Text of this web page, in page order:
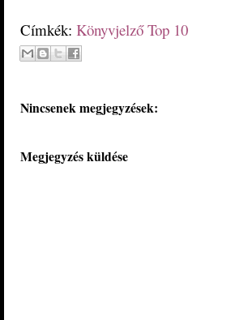
Címkék: Könyvjelző Top 10
Nincsenek megjegyzések:
Megjegyzés küldése